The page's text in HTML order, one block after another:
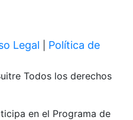
Legal
Política de
Todos los derechos
en el Programa de